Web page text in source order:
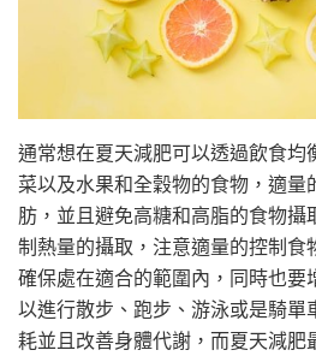
通常想在夏天減肥可以透過飲食均
菜以及水果和全穀物的食物，適量
肪，並且避免高糖和高脂的食物攝
制熱量的攝取，注意適量的控制食
確保處在適合的範圍內，同時也要
以進行散步、跑步、游泳或是騎單
耗並且改善身體代謝，而夏天減肥